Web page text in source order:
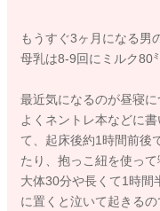
もうすぐ3ヶ月になる男
母乳は8-9回にミルク80
最近気になるのが昼寝に
よくネントレ本などに
て、起床後約1時間前後
たり、抱っこ紐を使っ
大体30分や長くて1時間
に置くと泣いて起きる